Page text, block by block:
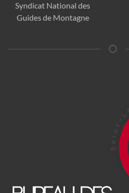
Syndicat National des
Guides de Montagne